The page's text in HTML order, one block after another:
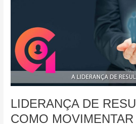
LIDERANÇA DE
COMO
EM
DIREÇÃO
À
REALIZAÇÃO